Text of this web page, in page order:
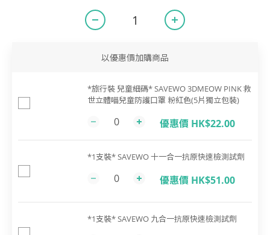
以優惠價加購商品
*旅行裝 兒童細碼* SAVEWO 3DMEOW PINK 救
世立體喵兒童防護口罩 粉紅色(5片獨立包裝)
優惠價 HK$22.00
*1支裝* SAVEWO 十一合一抗原快速檢測試劑
優惠價 HK$51.00
*1支裝* SAVEWO 九合一抗原快速檢測試劑